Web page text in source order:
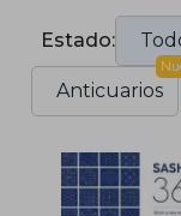
Estado:
Anticuarios